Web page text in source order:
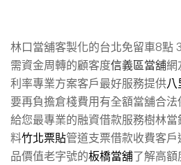
林口當舖客製化的台北免留車8點
需資金周轉的顧客度信義區當舖網
利率專業方案客戶最好服務提供八
要再負擔倉棧費用有全額當舖合
給您最專業的融資借款服務樹林
料竹北票貼管道支票借款收費客
品價值老字號的板橋當舖了解高